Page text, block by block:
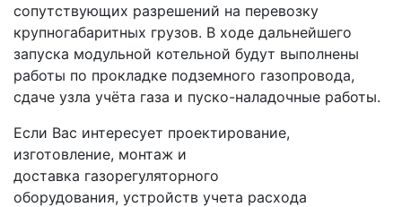
сопутствующих разрешений на перевозку
крупногабаритных грузов. В ходе дальнейшего
запуска модульной котельной будут выполнены
работы по прокладке подземного газопровода,
сдаче узла учёта газа и пуско-наладочные работы.
Если Вас интересует проектирование,
изготовление, монтаж и
доставка газорегуляторного
оборудования, устройств учета расхода